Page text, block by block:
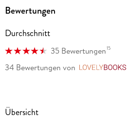
verlagsunabhängig verschiedene
Bewertungen
Durchschnitt
35 Bewertungen15
34 Bewertungen von
Übersicht